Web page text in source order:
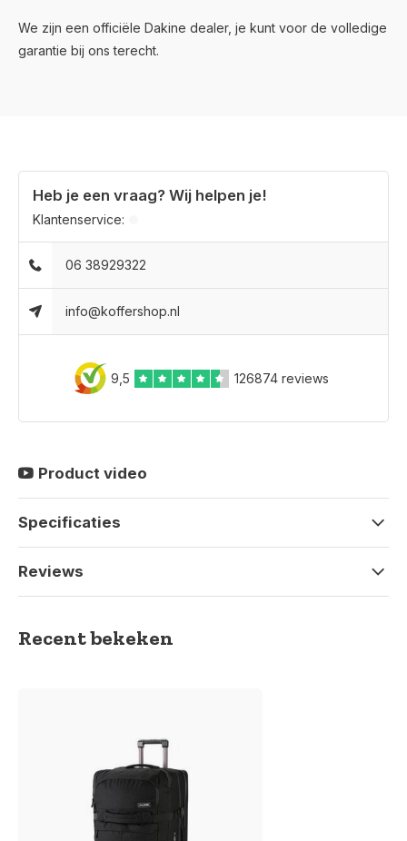
We zijn een officiële Dakine dealer, je kunt voor de volledige
garantie bij ons terecht.
Heb je een vraag? Wij helpen je!
Klantenservice:
06 38929322
info@koffershop.nl
9,5 126874 reviews
Product video
Specificaties
Reviews
Recent bekeken